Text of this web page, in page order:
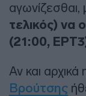
αγωνίζεσθαι,
τελικός) να
(21:00,
Αν και
Βρούτσης